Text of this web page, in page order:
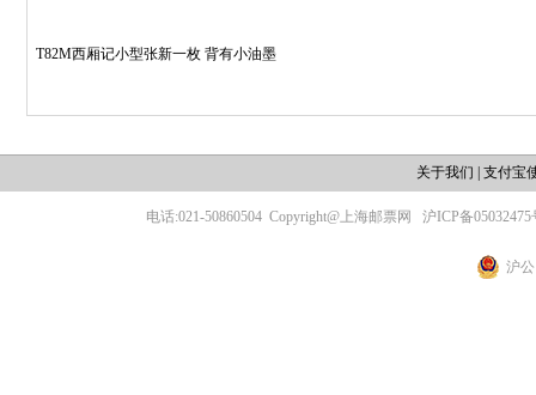
T82M西厢记小型张新一枚 背有小油墨
关于我们 支付宝
电话:021-50860504 Copyright@上海邮票网 沪ICP备05032475
沪公